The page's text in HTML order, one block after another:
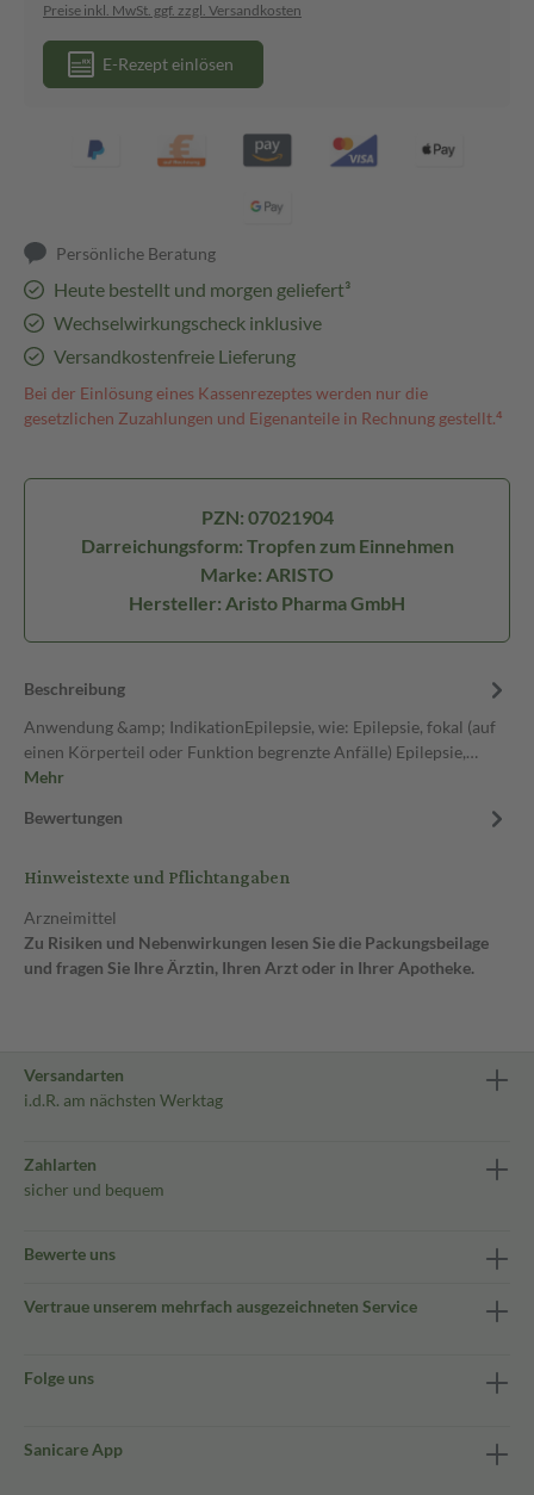
Preise inkl. MwSt. ggf. zzgl. Versandkosten
E-Rezept einlösen
Persönliche Beratung
Heute bestellt und morgen geliefert³
Wechselwirkungscheck inklusive
Versandkostenfreie Lieferung
Bei der Einlösung eines Kassenrezeptes werden nur die
gesetzlichen Zuzahlungen und Eigenanteile in Rechnung gestellt.⁴
PZN: 07021904
Darreichungsform: Tropfen zum Einnehmen
Marke: ARISTO
Hersteller: Aristo Pharma GmbH
Beschreibung
Anwendung &amp; IndikationEpilepsie, wie: Epilepsie, fokal (auf
einen Körperteil oder Funktion begrenzte Anfälle) Epilepsie,…
Mehr
Bewertungen
Hinweistexte und Pflichtangaben
Arzneimittel
Zu Risiken und Nebenwirkungen lesen Sie die Packungsbeilage
und fragen Sie Ihre Ärztin, Ihren Arzt oder in Ihrer Apotheke.
Versandarten
i.d.R. am nächsten Werktag
Zahlarten
sicher und bequem
Bewerte uns
Vertraue unserem mehrfach ausgezeichneten Service
Folge uns
Sanicare App